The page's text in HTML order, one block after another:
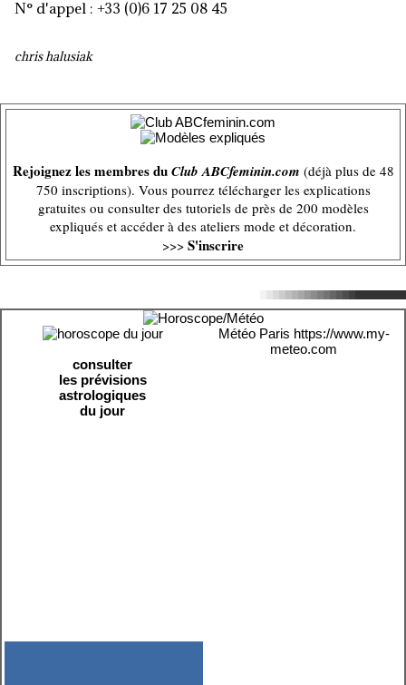
N° d'appel : +33 (0)6 17 25 08 45
chris halusiak
Rejoignez les membres duClub ABCfeminin.com (déjà plus de 48
750 inscriptions). Vous pourrez télécharger les explications
gratuites ou consulter des tutoriels de près de 200 modèles
expliqués et accéder à des ateliers mode et décoration.
>>> S'inscrire
consulter
les prévisions
astrologiques
du jour
Météo Paris https://www.my-
meteo.com